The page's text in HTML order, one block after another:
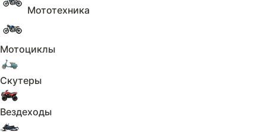
Мототехника
Мотоциклы
Скутеры
Вездеходы